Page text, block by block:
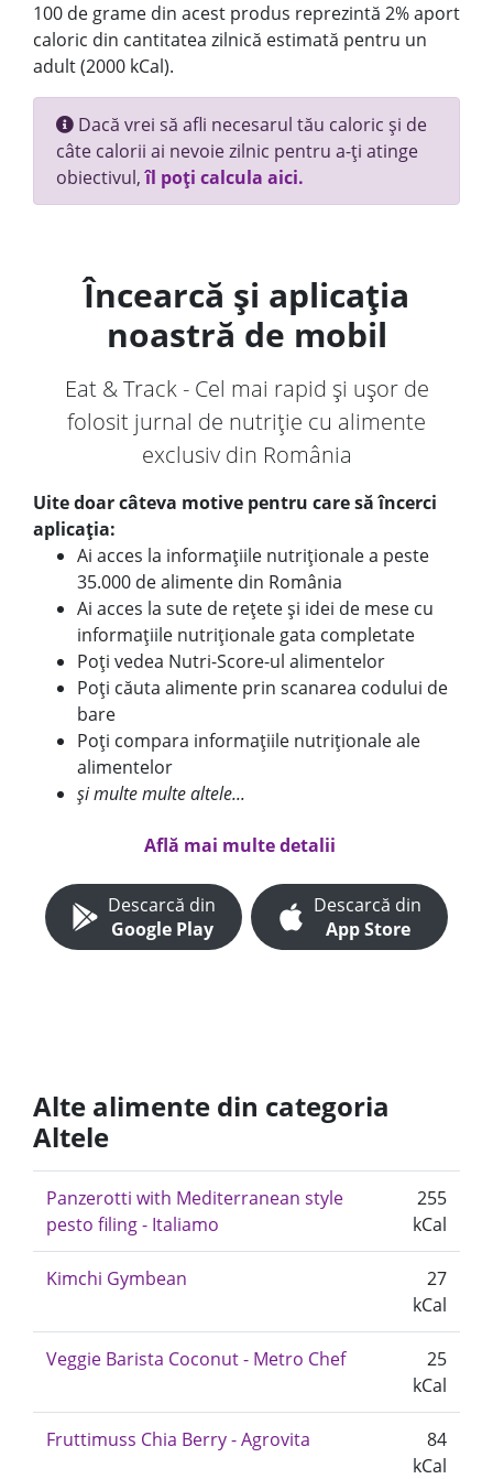
100 de grame din acest produs reprezintă 2% aport
caloric din cantitatea zilnică estimată pentru un
adult (2000 kCal).
Dacă vrei să afli necesarul tău caloric și de
câte calorii ai nevoie zilnic pentru a-ți atinge
obiectivul,îl poți calcula aici.
Încearcă și aplicația
noastră de mobil
Eat & Track - Cel mai rapid și ușor de
folosit jurnal de nutriție cu alimente
exclusiv din România
Uite doar câteva motive pentru care să încerci
aplicația:
Ai acces la informațiile nutriționale a peste
35.000 de alimente din România
Ai acces la sute de rețete și idei de mese cu
informațiile nutriționale gata completate
Poți vedea Nutri-Score-ul alimentelor
Poți căuta alimente prin scanarea codului de
bare
Poți compara informațiile nutriționale ale
alimentelor
și multe multe altele...
Află mai multe detalii
Descarcă din
Google Play
Descarcă din
App Store
Alte alimente din categoria
Altele
Panzerotti with Mediterranean style
pesto filing - Italiamo
255
kCal
Kimchi Gymbean
27
kCal
Veggie Barista Coconut - Metro Chef
25
kCal
Fruttimuss Chia Berry - Agrovita
84
kCal